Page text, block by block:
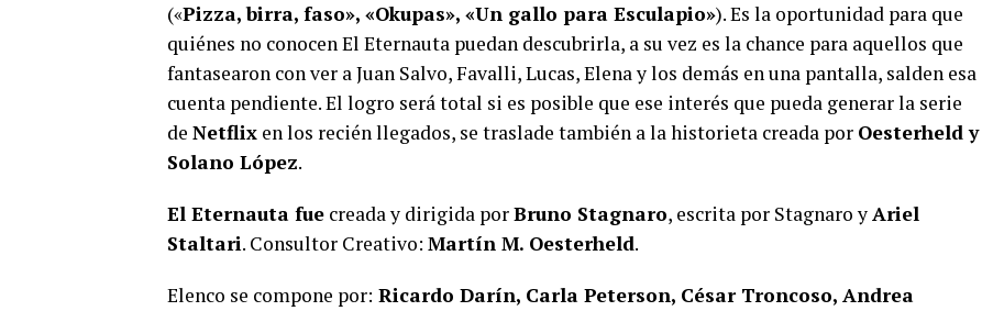
(«Pizza, birra, faso», «Okupas», «Un gallo para Esculapio»). Es la oportunidad para que
quiénes no conocen El Eternauta puedan descubrirla, a su vez es la chance para aquellos que
fantasearon con ver a Juan Salvo, Favalli, Lucas, Elena y los demás en una pantalla, salden esa
cuenta pendiente. El logro será total si es posible que ese interés que pueda generar la serie
de Netflix en los recién llegados, se traslade también a la historieta creada por Oesterheld y
Solano López.
El Eternauta fue creada y dirigida porBruno Stagnaro, escrita por Stagnaro yAriel
Staltari. Consultor Creativo: Martín M. Oesterheld.
Elenco se compone por: Ricardo Darín, Carla Peterson, César Troncoso, Andrea